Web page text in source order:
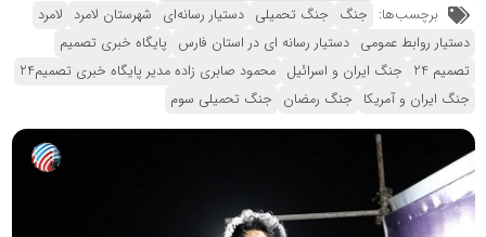
برچسب‌ها: جنگ جنگ تحمیلی دستیار رسانه‌ای شهرستان لامرد لامرد
دستیار روابط عمومی دستیار رسانه ای در استان فارس پایگاه خبری تصمیم
تصمیم 24
جنگ ایران و اسرائیل محمود صابری زاده مدیر پایگاه خبری تصمیم24
جنگ ایران و آمریکا جنگ رمضان جنگ تحمیلی سوم